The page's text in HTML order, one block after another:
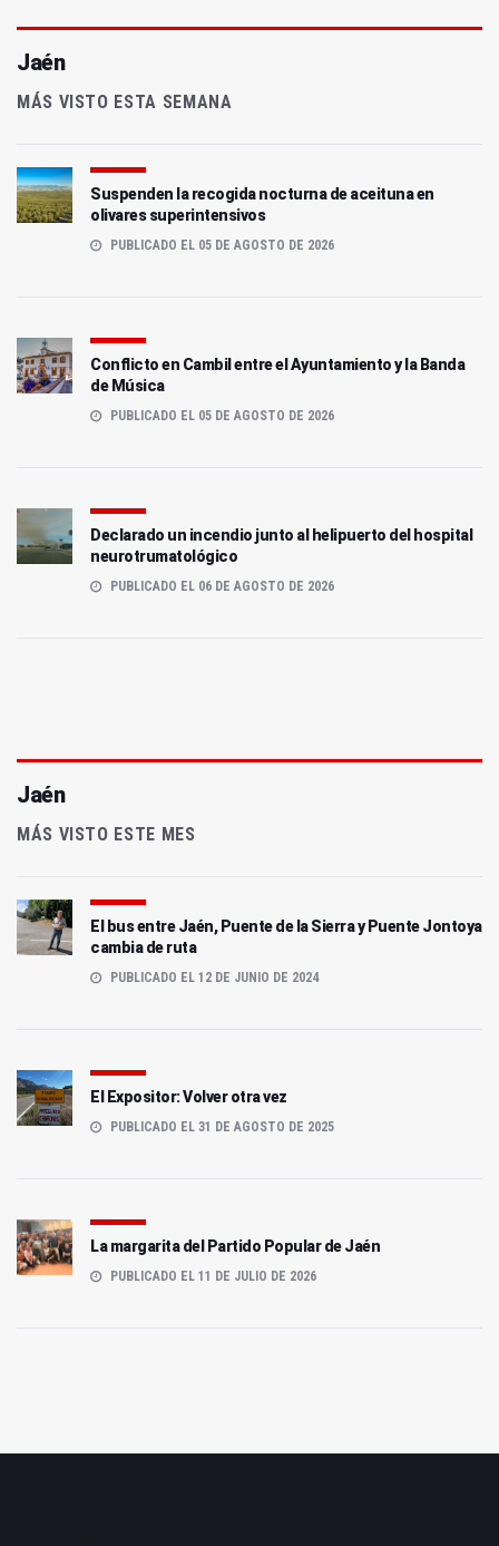
Jaén
MÁS VISTO ESTA SEMANA
Suspenden la recogida nocturna de aceituna en
olivares superintensivos
PUBLICADO EL 05 DE AGOSTO DE 2026
Conflicto en Cambil entre el Ayuntamiento y la Banda
de Música
PUBLICADO EL 05 DE AGOSTO DE 2026
Declarado un incendio junto al helipuerto del hospital
neurotrumatológico
PUBLICADO EL 06 DE AGOSTO DE 2026
Jaén
MÁS VISTO ESTE MES
El bus entre Jaén, Puente de la Sierra y Puente Jontoya
cambia de ruta
PUBLICADO EL 12 DE JUNIO DE 2024
El Expositor: Volver otra vez
PUBLICADO EL 31 DE AGOSTO DE 2025
La margarita del Partido Popular de Jaén
PUBLICADO EL 11 DE JULIO DE 2026